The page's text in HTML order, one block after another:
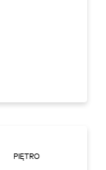
PIĘTRO